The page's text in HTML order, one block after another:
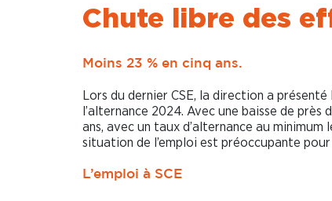
Chute libre des
Moins 23 % en cinq ans.
Lors du dernier CSE, la direction a présenté
l’alternance 2024. Avec une baisse de près
ans, avec un taux d’alternance au
situation de l’emploi est préoccupante pour
L’emploi à SCE